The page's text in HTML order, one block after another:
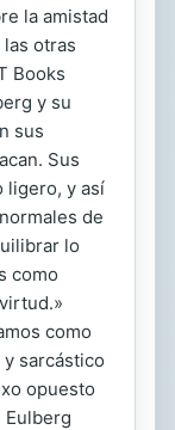
la amistad
otras
Books
y su
sus
Sus
ligero, y así
de
lo
como
como
sarcástico
opuesto
Eulberg